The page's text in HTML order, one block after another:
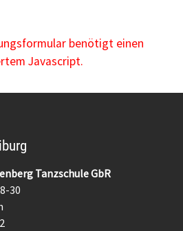
benötigt einen
Javascript.
Tanzschule GbR
30